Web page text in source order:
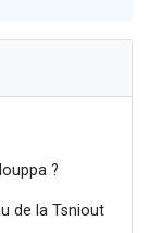
?
de la Tsniout